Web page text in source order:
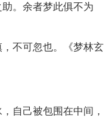
。余者梦此俱不为
不可忽也。《梦林玄
自己被包围在中间，